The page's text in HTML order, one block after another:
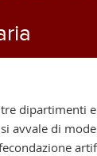
dipartimenti
avvale di